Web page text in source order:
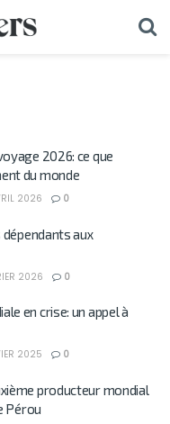
2026: ce que
du monde
2026 0
dépendants aux
2026 0
en crise: un appel à
2025 0
producteur mondial
Pérou